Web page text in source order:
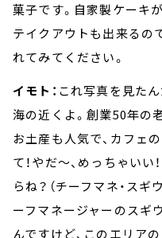
菓子です。自家製ケーキ
テイクアウトも出来るの
れてみてください。
イモト： これ写真を見た
海の近くよ。創業50年の
お土産も人気で、カフェ
て！やだ～、めっちゃいい
らね？（チーフマネ・スギ
ーフマネージャーのスギ
んですけど、このエリア